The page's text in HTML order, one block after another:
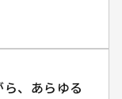
、あらゆる